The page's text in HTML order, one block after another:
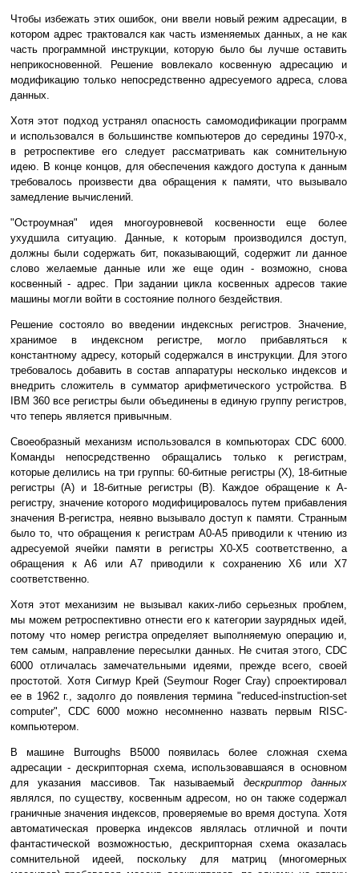
Чтобы избежать этих ошибок, они ввели новый режим адресации, в
котором адрес трактовался как часть изменяемых данных, а не как
часть программной инструкции, которую было бы лучше оставить
неприкосновенной. Решение вовлекало косвенную адресацию и
модификацию только непосредственно адресуемого адреса, слова
данных.
Хотя этот подход устранял опасность самомодификации программ
и использовался в большинстве компьютеров до середины 1970-х,
в ретроспективе его следует рассматривать как сомнительную
идею. В конце концов, для обеспечения каждого доступа к данным
требовалось произвести два обращения к памяти, что вызывало
замедление вычислений.
"Остроумная" идея многоуровневой косвенности еще более
ухудшила ситуацию. Данные, к которым производился доступ,
должны были содержать бит, показывающий, содержит ли данное
слово желаемые данные или же еще один - возможно, снова
косвенный - адрес. При задании цикла косвенных адресов такие
машины могли войти в состояние полного бездействия.
Решение состояло во введении индексных регистров. Значение,
хранимое в индексном регистре, могло прибавляться к
константному адресу, который содержался в инструкции. Для этого
требовалось добавить в состав аппаратуры несколько индексов и
внедрить сложитель в сумматор арифметического устройства. В
IBM 360 все регистры были объединены в единую группу регистров,
что теперь является привычным.
Своеобразный механизм использовался в компьюторах CDC 6000.
Команды непосредственно обращались только к регистрам,
которые делились на три группы: 60-битные регистры (X), 18-битные
регистры (A) и 18-битные регистры (B). Каждое обращение к A-
регистру, значение которого модифицировалось путем прибавления
значения B-регистра, неявно вызывало доступ к памяти. Странным
было то, что обращения к регистрам A0-A5 приводили к чтению из
адресуемой ячейки памяти в регистры X0-X5 соответственно, а
обращения к A6 или A7 приводили к сохранению X6 или X7
соответственно.
Хотя этот механизим не вызывал каких-либо серьезных проблем,
мы можем ретроспективно отнести его к категории заурядных идей,
потому что номер регистра определяет выполняемую операцию и,
тем самым, направление пересылки данных. Не считая этого, CDC
6000 отличалась замечательными идеями, прежде всего, своей
простотой. Хотя Сигмур Крей (Seymour Roger Cray) спроектировал
ее в 1962 г., задолго до появления термина "reduced-instruction-set
computer", CDC 6000 можно несомненно назвать первым RISC-
компьютером.
В машине Burroughs B5000 появилась более сложная схема
адресации - дескрипторная схема, использовавшаяся в основном
для указания массивов. Так называемый дескриптор данных
являлся, по существу, косвенным адресом, но он также содержал
граничные значения индексов, проверяемые во время доступа. Хотя
автоматическая проверка индексов являлась отличной и почти
фантастической возможностью, дескрипторная схема оказалась
сомнительной идеей, поскольку для матриц (многомерных